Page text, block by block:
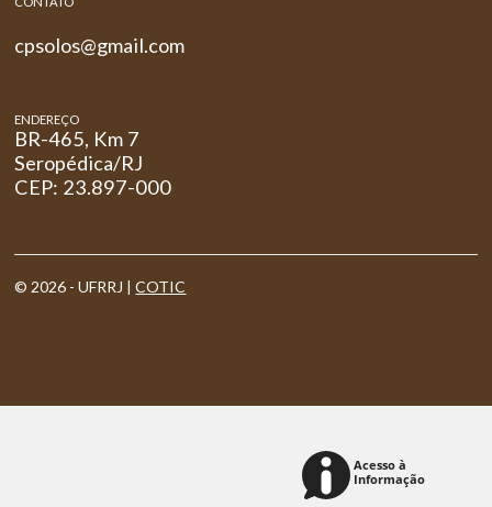
cpsolos@gmail.com
ENDEREÇO
BR-465, Km 7
Seropédica/RJ
CEP: 23.897-000
© 2026 - UFRRJ |COTIC